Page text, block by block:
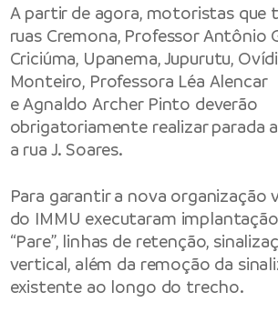
A partir de agora, motoristas que
ruas Cremona, Professor Antônio
Criciúma, Upanema, Jupurutu,
Monteiro, Professora Léa Alencar
e Agnaldo Archer Pinto deverão
obrigatoriamente realizar parada
a rua J. Soares.
Para garantir a nova organização
do IMMU executaram
“Pare”, linhas de retenção,
vertical, além da remoção da
existente ao longo do trecho.